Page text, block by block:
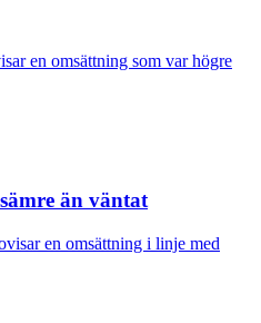
en omsättning som var högre
än väntat
en omsättning i linje med